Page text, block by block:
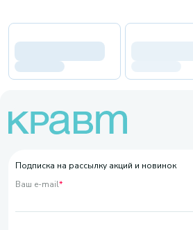
Подписка на рассылку акций и новинок
Ваш e-mail*